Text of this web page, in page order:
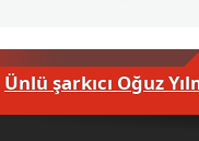
Ünlü şarkıcı Oğuz
Akçaabat'ta 19